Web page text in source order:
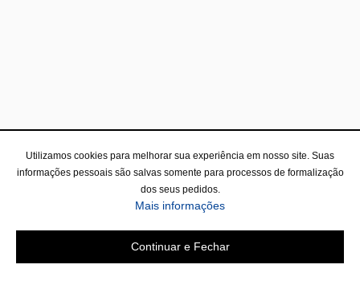
Utilizamos cookies para melhorar sua experiência em nosso site. Suas
informações pessoais são salvas somente para processos de formalização
dos seus pedidos.
Mais informações
Continuar e Fechar